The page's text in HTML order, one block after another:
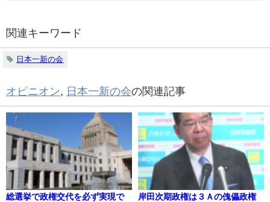
関連キーワード
日本一新の会
オピニオン, 日本一新の会の関連記事
総選挙で政権交代を必ず実現で
岸田次期政権は３Ａの傀儡政権